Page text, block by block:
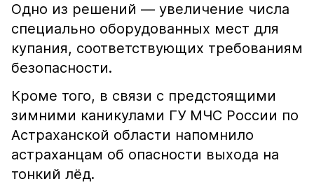
Одно из решений — увеличение числа
специально оборудованных мест для
купания, соответствующих требованиям
безопасности.
Кроме того, в связи с предстоящими
зимними каникулами ГУ МЧС России по
Астраханской области напомнило
астраханцам об опасности выхода на
тонкий лёд.